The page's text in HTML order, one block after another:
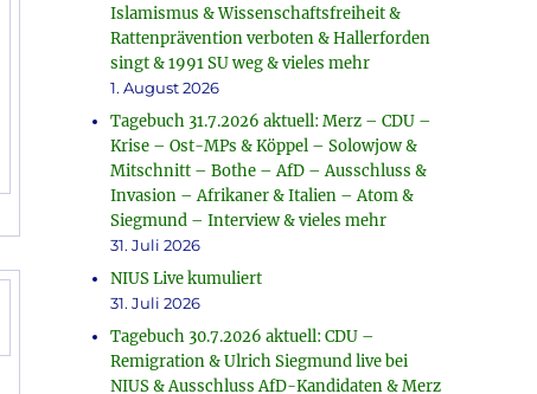
Islamismus & Wissenschaftsfreiheit &
Rattenprävention verboten & Hallerforden
singt & 1991 SU weg & vieles mehr
1. August 2026
Tagebuch 31.7.2026 aktuell: Merz – CDU –
Krise – Ost-MPs & Köppel – Solowjow &
Mitschnitt – Bothe – AfD – Ausschluss &
Invasion – Afrikaner & Italien – Atom &
Siegmund – Interview & vieles mehr
31. Juli 2026
NIUS Live kumuliert
31. Juli 2026
Tagebuch 30.7.2026 aktuell: CDU –
Remigration & Ulrich Siegmund live bei
NIUS & Ausschluss AfD-Kandidaten & Merz